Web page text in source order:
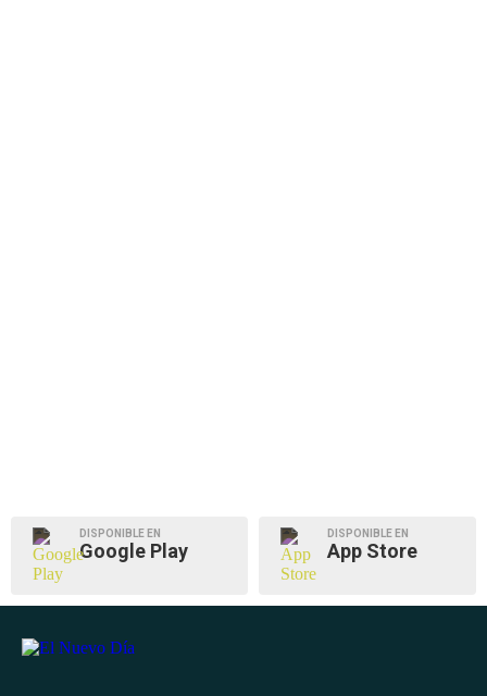
DISPONIBLE EN
Google Play
DISPONIBLE EN
App Store